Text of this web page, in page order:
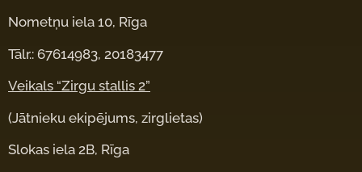
Nometņu iela 10, Rīga
Tālr.: 67614983, 20183477
Veikals “Zirgu stallis 2”
(Jātnieku ekipējums, zirglietas)
Slokas iela 2B, Rīga